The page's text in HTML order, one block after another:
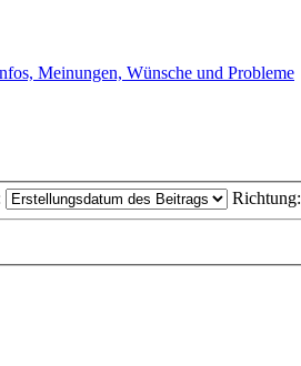
Meinungen, Wünsche und Probleme
Richtung: